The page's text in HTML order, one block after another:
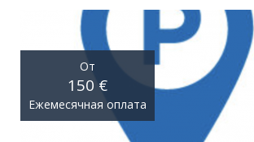
От
150 €
Ежемесячная оплата